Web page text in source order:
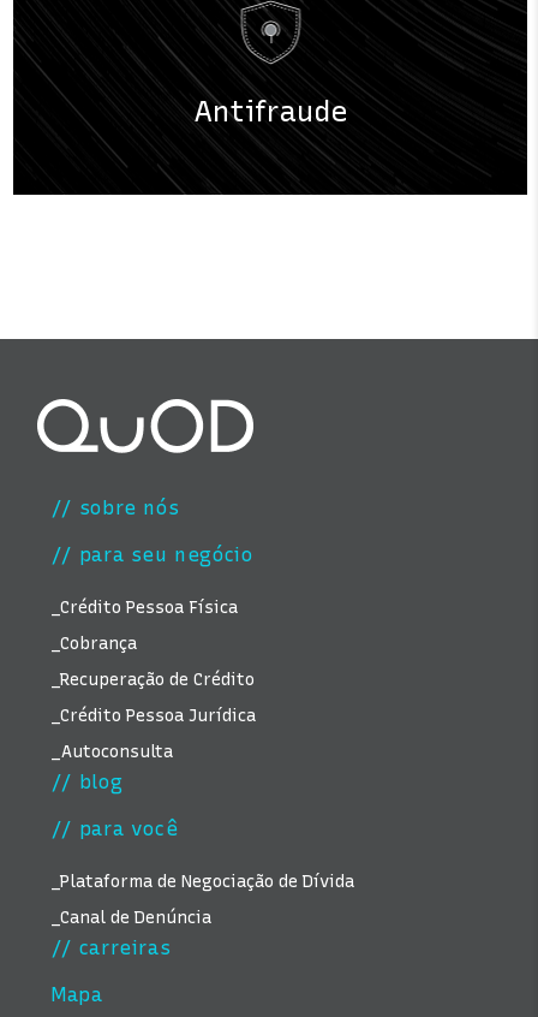
Antifraude
// sobre nós
// para seu negócio
_Crédito Pessoa Física
_Cobrança
_Recuperação de Crédito
_Crédito Pessoa Jurídica
_Autoconsulta
// blog
// para você
_Plataforma de Negociação de Dívida
_Canal de Denúncia
// carreiras
Mapa